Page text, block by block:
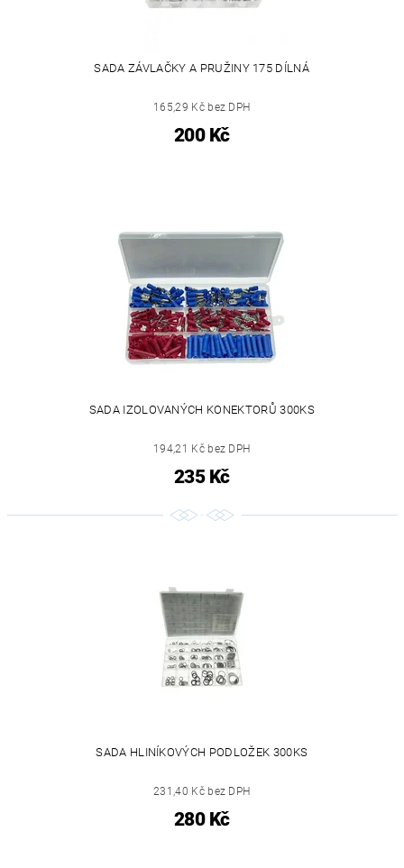
SADA ZÁVLAČKY A PRUŽINY 175 DÍLNÁ
165,29 Kč bez DPH
200 Kč
SADA IZOLOVANÝCH KONEKTORŮ 300KS
194,21 Kč bez DPH
235 Kč
SADA HLINÍKOVÝCH PODLOŽEK 300KS
231,40 Kč bez DPH
280 Kč